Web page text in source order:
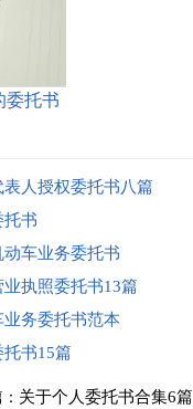
委托书
表人授权委托书八篇
托书
动车业务委托书
业执照委托书13篇
业务委托书范本
书15篇
关于个人委托书合集6篇